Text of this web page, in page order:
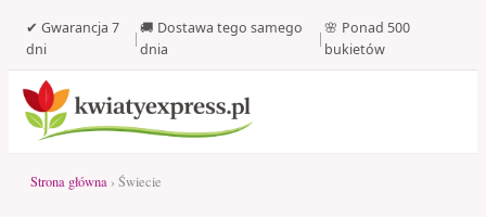
✔ Gwarancja 7
dni
|
🚚 Dostawa tego samego
dnia
|
🌸 Ponad 500
bukietów
Strona główna › Świecie